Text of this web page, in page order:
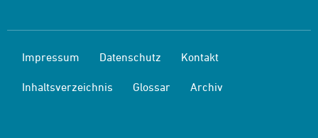
Impressum Datenschutz Kontakt
Inhaltsverzeichnis Glossar Archiv